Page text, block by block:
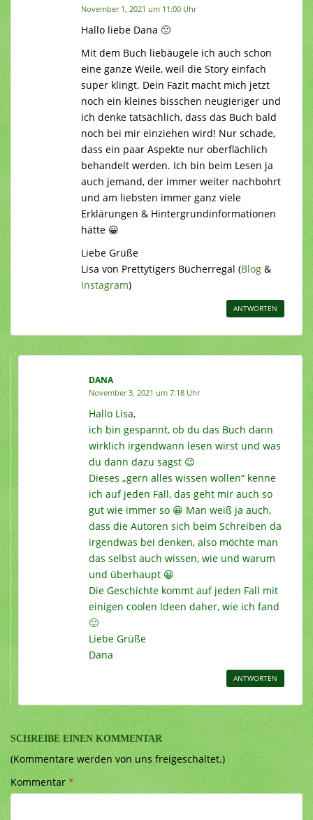
November 1, 2021 um 11:00 Uhr
Hallo liebe Dana 🙂
Mit dem Buch liebäugele ich auch schon
eine ganze Weile, weil die Story einfach
super klingt. Dein Fazit macht mich jetzt
noch ein kleines bisschen neugieriger und
ich denke tatsächlich, dass das Buch bald
noch bei mir einziehen wird! Nur schade,
dass ein paar Aspekte nur oberflächlich
behandelt werden. Ich bin beim Lesen ja
auch jemand, der immer weiter nachbohrt
und am liebsten immer ganz viele
Erklärungen & Hintergrundinformationen
hätte 😀
Liebe Grüße
Lisa von Prettytigers Bücherregal (Blog &
Instagram)
ANTWORTEN
DANA
November 3, 2021 um 7:18 Uhr
Hallo Lisa,
ich bin gespannt, ob du das Buch dann
wirklich irgendwann lesen wirst und was
du dann dazu sagst 😉
Dieses „gern alles wissen wollen“ kenne
ich auf jeden Fall, das geht mir auch so
gut wie immer so 😀 Man weiß ja auch,
dass die Autoren sich beim Schreiben da
irgendwas bei denken, also möchte man
das selbst auch wissen, wie und warum
und überhaupt 😀
Die Geschichte kommt auf jeden Fall mit
einigen coolen Ideen daher, wie ich fand
🙂
Liebe Grüße
Dana
ANTWORTEN
SCHREIBE EINEN KOMMENTAR
(Kommentare werden von uns freigeschaltet.)
Kommentar*